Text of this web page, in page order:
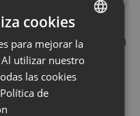
la página y revisa la
ENGLISH
FRENCH
cookies
para mejorar la
utilizar nuestro
las cookies
de